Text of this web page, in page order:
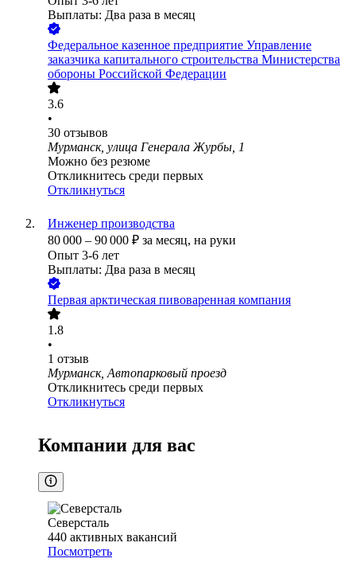
Выплаты: Два раза в месяц
Федеральное казенное предприятие Управление
заказчика капитального строительства Министерства
обороны Российской Федерации
3.6
•
30 отзывов
Мурманск, улица Генерала Журбы, 1
Можно без резюме
Откликнитесь среди первых
Откликнуться
Инженер производства
80 000 – 90 000 ₽ за месяц, на руки
Опыт 3-6 лет
Выплаты: Два раза в месяц
Первая арктическая пивоваренная компания
1.8
•
1 отзыв
Мурманск, Автопарковый проезд
Откликнитесь среди первых
Откликнуться
Компании для вас
Северсталь
440 активных вакансий
Посмотреть